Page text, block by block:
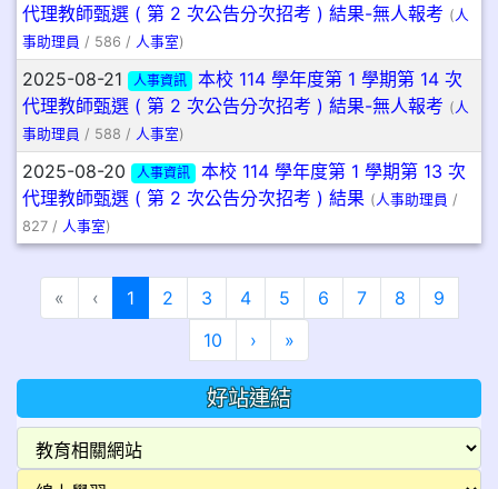
代理教師甄選 ( 第 2 次公告分次招考 ) 結果-無人報考 ( 人
事助理員 / 586 / 人事室)
2025-08-21 人事資訊
本校 114 學年度第 1 學期第 14 次
代理教師甄選 ( 第 2 次公告分次招考 ) 結果-無人報考 ( 人
事助理員 / 588 / 人事室)
2025-08-20 人事資訊
本校 114 學年度第 1 學期第 13 次
代理教師甄選 ( 第 2 次公告分次招考 ) 結果 ( 人事助理員 /
827 / 人事室)
« ‹ 1(目前頁次)
2 3 4 5 6 7 8
9
10
›下一頁
»最後頁
好站連結